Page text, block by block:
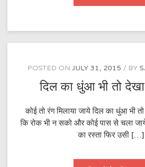
POSTED ON JULY 31, 2015 BY
दिल का धुंआ भी तो
कोई तो रंग मिलाया जाये दिल का धुंआ भी
कि रोक भी न सको और कोई पास से चला
का रस्ता फिर उसी […]